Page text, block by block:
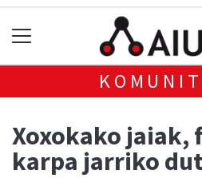
Xoxokako jaiak,
karpa jarriko